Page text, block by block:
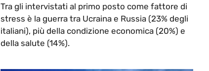
Tra gli intervistati al primo posto come fattore di
stress è la guerra tra Ucraina e Russia (23% degli
italiani), più della condizione economica (20%) e
della salute (14%).